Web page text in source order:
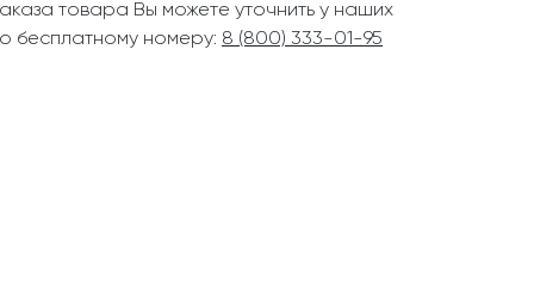
товара Вы можете уточнить у наших
бесплатному номеру: 8 (800) 333-01-95